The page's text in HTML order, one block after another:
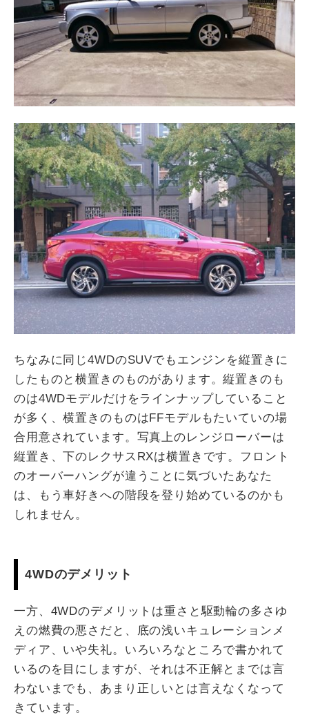
ちなみに同じ4WDのSUVでもエンジンを縦置きに
したものと横置きのものがあります。縦置きのも
のは4WDモデルだけをラインナップしていること
が多く、横置きのものはFFモデルもたいていの場
合用意されています。写真上のレンジローバーは
縦置き、下のレクサスRXは横置きです。フロント
のオーバーハングが違うことに気づいたあなた
は、もう車好きへの階段を登り始めているのかも
しれません。
4WDのデメリット
一方、4WDのデメリットは重さと駆動輪の多さゆ
えの燃費の悪さだと、底の浅いキュレーションメ
ディア、いや失礼。いろいろなところで書かれて
いるのを目にしますが、それは不正解とまでは言
わないまでも、あまり正しいとは言えなくなって
きています。